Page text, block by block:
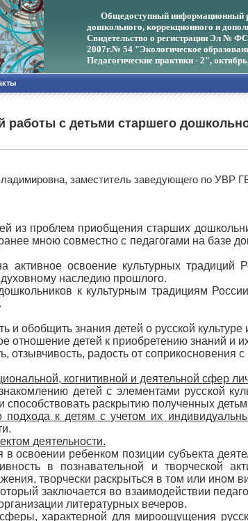
Общедоступный информационный
дошкольного, коррекционного и
Свидетельство о регистрации Эл №
2007г.№ 54 "Экологическое
Педагогические практики - 2",
работы с детьми старшего
заместитель заведующего по УВР
из проблем приобщения старших
мною совместно с педагогами на базе
активное освоение культурных
духовному наследию прошлого.
к культурным традициям
и обобщить знания детей о русской
отношение детей к приобретению знаний и
отзывчивость, радость от соприкосновения
когнитивной и деятельной сфер
детей с элементами русской
способствовать раскрытию полученных
подхода к детям с учетом их
деятельности.
освоении ребенком позиции субъекта
в познавательной и творческой
творчески раскрыться в том или ином
заключается во взаимодействии
литературных вечеров.
характерной для мироощущения